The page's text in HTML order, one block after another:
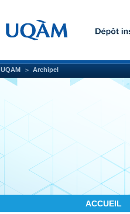
UQAM Archipel
ACCUEIL